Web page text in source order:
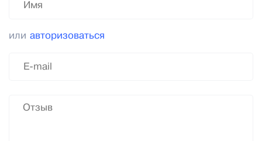
или авторизоваться